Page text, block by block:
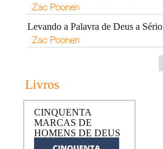
Zac Poonen
Levando a Palavra de Deus a Sério
Zac Poonen
Livros
CINQUENTA
MARCAS DE
HOMENS DE DEUS
(Livreto)